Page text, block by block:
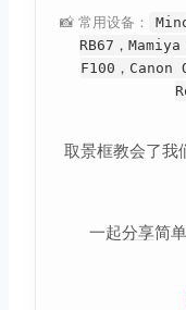
📸 常用设备：
RB67，
F100，Canon
取景框教会了我
一起分享简